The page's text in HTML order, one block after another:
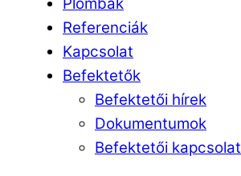
Plombák
Referenciák
Kapcsolat
Befektetők
Befektetői hírek
Dokumentumok
Befektetői kapcsolat